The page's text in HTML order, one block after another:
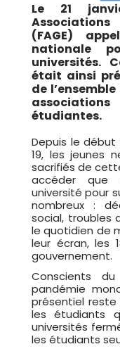
Le 21
(FAGE)
nationale
universités.
était ainsi
de
étudiantes.
Depuis le
19, les jeunes
sacrifiés de
accéder que
université pour
nombreux :
social, troubles
le quotidien de
leur écran, les
gouvernement.
Conscients
pandémie
présentiel reste
les étudiants
universités
les étudiants